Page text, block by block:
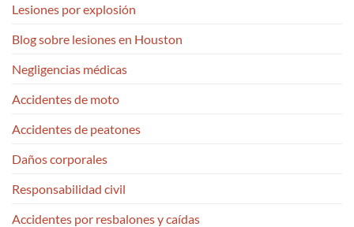
Lesiones por explosión
Blog sobre lesiones en Houston
Negligencias médicas
Accidentes de moto
Accidentes de peatones
Daños corporales
Responsabilidad civil
Accidentes por resbalones y caídas